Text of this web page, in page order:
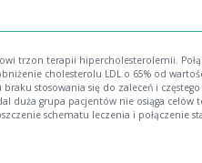
trzon terapii hipercholesterolemii.
cholesterolu LDL o 65% od
stosowania się do zaleceń i częstego
duża grupa pacjentów nie osiąga celów
schematu leczenia i połączenie